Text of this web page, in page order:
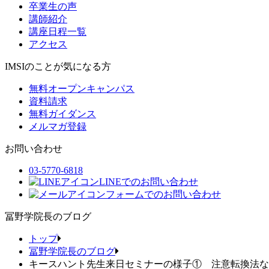
卒業生の声
講師紹介
講座日程一覧
アクセス
IMSIのことが気になる方
無料オープンキャンパス
資料請求
無料ガイダンス
メルマガ登録
お問い合わせ
03-5770-6818
LINEでのお問い合わせ
フォームでのお問い合わせ
冨野学院長のブログ
トップ
冨野学院長のブログ
キースハント先生来日セミナーの様子① 注意転換法